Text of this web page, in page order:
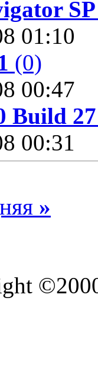
SP
01:10
(0)
00:47
Build
00:31
»